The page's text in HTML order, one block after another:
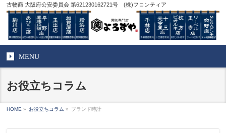
古物商 大阪府公安委員会 第621230162721号 (株)フロンティア
MENU
お役立ちコラム
HOME » お役立ちコラム » ブランド時計